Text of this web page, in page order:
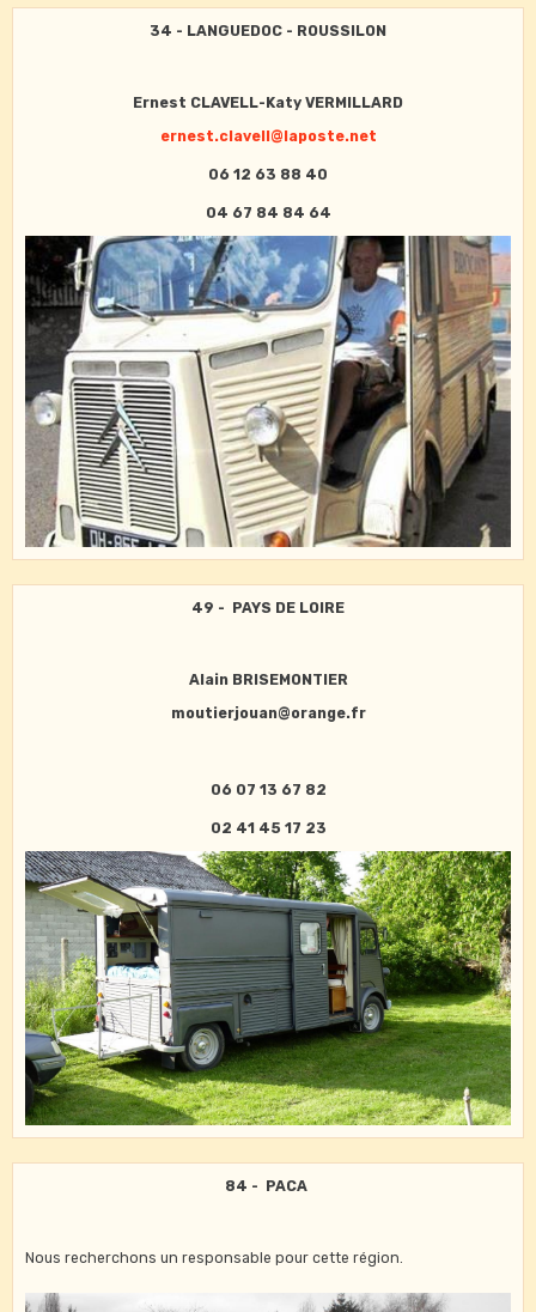
34 - LANGUEDOC - ROUSSILON
Ernest CLAVELL-Katy VERMILLARD
ernest.clavell@laposte.net
06 12 63 88 40
04 67 84 84 64
49 - PAYS DE LOIRE
Alain BRISEMONTIER
moutierjouan@orange.fr
06 07 13 67 82
02 41 45 17 23
84 - PACA
Nous recherchons un responsable pour cette région.